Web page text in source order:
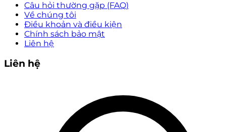
Câu hỏi thường gặp (FAQ)
Về chúng tôi
Điều khoản và điều kiện
Chính sách bảo mật
Liên hệ
Liên hệ